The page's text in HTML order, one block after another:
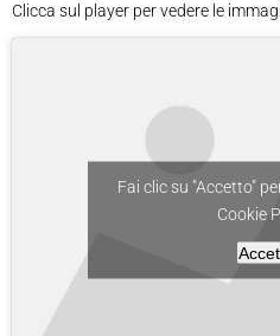
Clicca sul player per vedere le
Fai clic su "Accetto"
Cookie